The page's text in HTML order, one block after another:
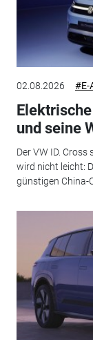
02.08.2026 #E-
und seine
Der VW ID.
wird nicht leicht:
günstigen China-